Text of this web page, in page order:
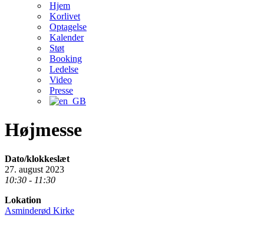
Hjem
Korlivet
Optagelse
Kalender
Støt
Booking
Ledelse
Video
Presse
Højmesse
Dato/klokkeslæt
27. august 2023
10:30 - 11:30
Lokation
Asminderød Kirke